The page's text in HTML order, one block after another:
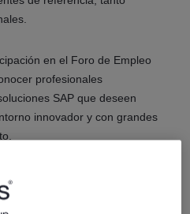
en el Foro de Empleo
profesionales
SAP que deseen
innovador y con grandes
experiencia en alguno de los